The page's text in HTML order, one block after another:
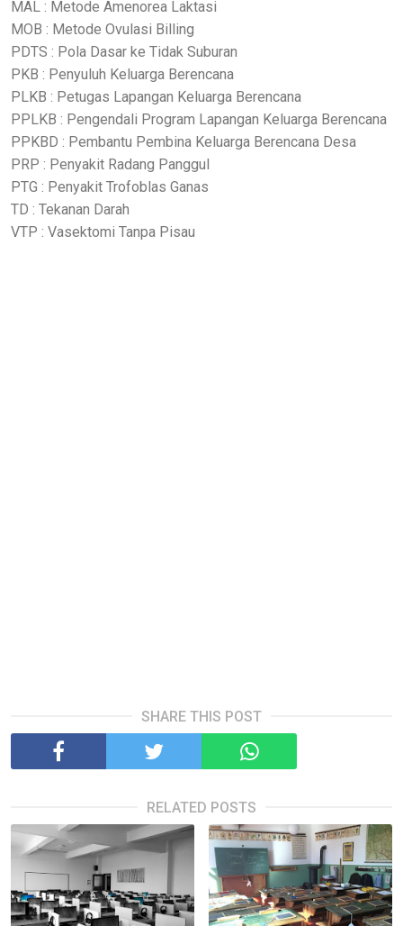
MAL : Metode Amenorea Laktasi
MOB : Metode Ovulasi Billing
PDTS : Pola Dasar ke Tidak Suburan
PKB : Penyuluh Keluarga Berencana
PLKB : Petugas Lapangan Keluarga Berencana
PPLKB : Pengendali Program Lapangan Keluarga Berencana
PPKBD : Pembantu Pembina Keluarga Berencana Desa
PRP : Penyakit Radang Panggul
PTG : Penyakit Trofoblas Ganas
TD : Tekanan Darah
VTP : Vasektomi Tanpa Pisau
SHARE THIS POST
RELATED POSTS